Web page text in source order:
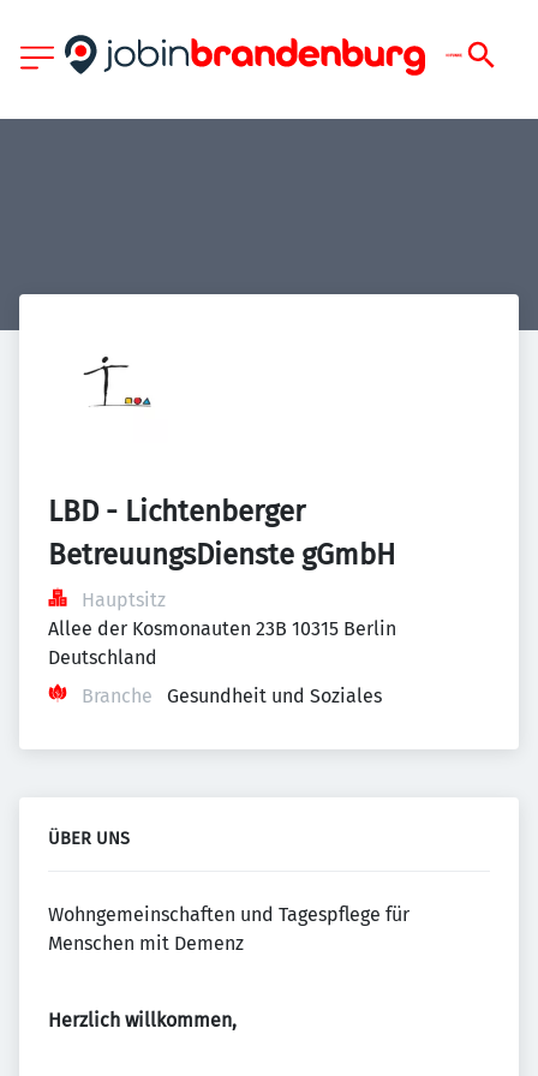
LBD - Lichtenberger
BetreuungsDienste gGmbH
Hauptsitz
Allee der Kosmonauten 23B 10315 Berlin
Deutschland
Branche
Gesundheit und Soziales
ÜBER UNS
Wohngemeinschaften und Tagespflege für
Menschen mit Demenz
Herzlich willkommen,